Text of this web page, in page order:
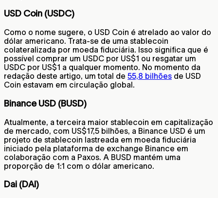
USD Coin (USDC)
Como o nome sugere, o USD Coin é atrelado ao valor do
dólar americano. Trata-se de uma stablecoin
colateralizada por moeda fiduciária. Isso significa que é
possível comprar um USDC por US$1 ou resgatar um
USDC por US$1 a qualquer momento. No momento da
redação deste artigo, um total de 55,8 bilhões de USD
Coin estavam em circulação global.
Binance USD (BUSD)
Atualmente, a terceira maior stablecoin em capitalização
de mercado, com US$17,5 bilhões, a Binance USD é um
projeto de stablecoin lastreada em moeda fiduciária
iniciado pela plataforma de exchange Binance em
colaboração com a Paxos. A BUSD mantém uma
proporção de 1:1 com o dólar americano.
Dai (DAI)